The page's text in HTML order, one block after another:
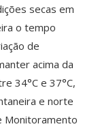
secas em
o tempo
de
acima da
34°C e 37°C,
e norte
Monitoramento